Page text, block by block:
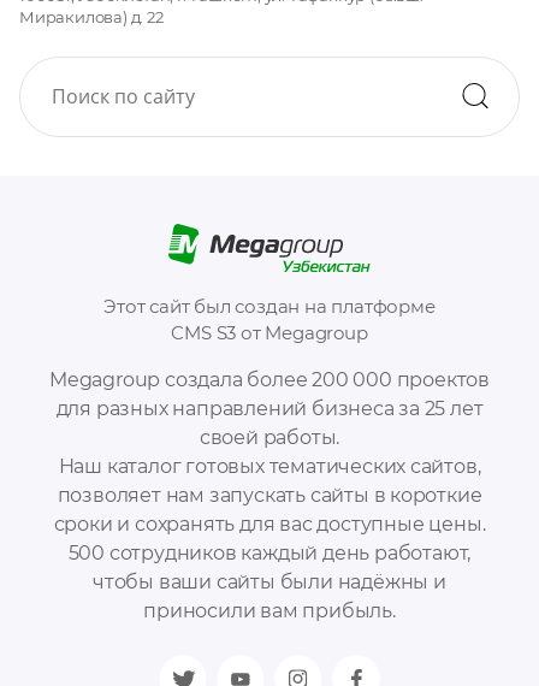
Megagroup создала более 200 000 проектов
для разных направлений бизнеса за 25 лет
своей работы.
Наш каталог готовых тематических сайтов,
позволяет нам запускать сайты в короткие
сроки и сохранять для вас доступные цены.
500 сотрудников каждый день работают,
чтобы ваши сайты были надёжны и
приносили вам прибыль.
Этот сайт был создан на платформе
CMS S3 от Megagroup
Миракилова) д. 22